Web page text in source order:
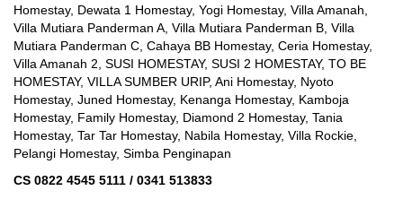
Homestay, Dewata 1 Homestay, Yogi Homestay, Villa Amanah,
Villa Mutiara Panderman A, Villa Mutiara Panderman B, Villa
Mutiara Panderman C, Cahaya BB Homestay, Ceria Homestay,
Villa Amanah 2, SUSI HOMESTAY, SUSI 2 HOMESTAY, TO BE
HOMESTAY, VILLA SUMBER URIP, Ani Homestay, Nyoto
Homestay, Juned Homestay, Kenanga Homestay, Kamboja
Homestay, Family Homestay, Diamond 2 Homestay, Tania
Homestay, Tar Tar Homestay, Nabila Homestay, Villa Rockie,
Pelangi Homestay, Simba Penginapan
CS 0822 4545 5111 / 0341 513833